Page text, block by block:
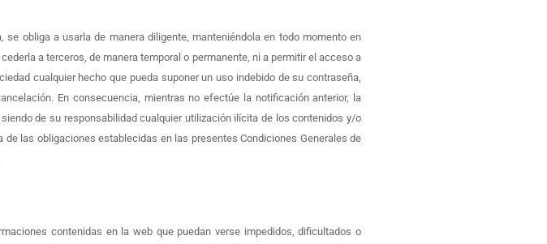
obliga a usarla de manera diligente, manteniéndola en todo momento en
a terceros, de manera temporal o permanente, ni a permitir el acceso a
cualquier hecho que pueda suponer un uso indebido de su contraseña,
En consecuencia, mientras no efectúe la notificación anterior, la
de su responsabilidad cualquier utilización ilícita de los contenidos y/o
las obligaciones establecidas en las presentes Condiciones Generales de
contenidas en la web que puedan verse impedidos, dificultados o